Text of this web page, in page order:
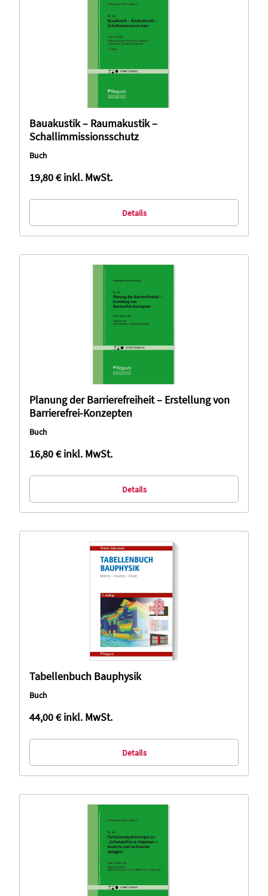
Bauakustik – Raumakustik –
Schallimmissionsschutz
Buch
19,80 €inkl. MwSt.
Details
Planung der Barrierefreiheit – Erstellung von
Barrierefrei-Konzepten
Buch
16,80 €inkl. MwSt.
Details
Tabellenbuch Bauphysik
Buch
44,00 €inkl. MwSt.
Details